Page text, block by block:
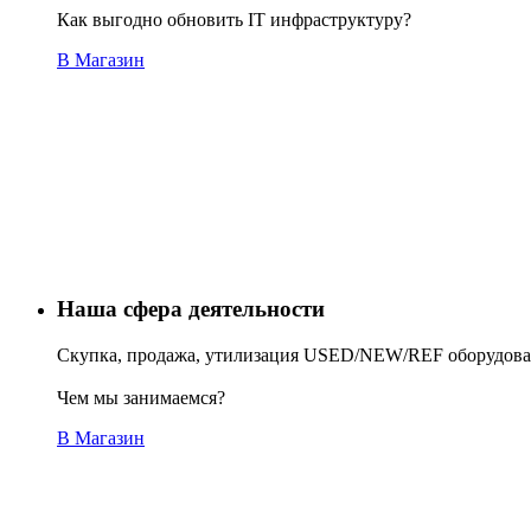
Как выгодно обновить IT инфраструктуру?
В Магазин
Наша сфера деятельности
Скупка, продажа, утилизация USED/NEW/REF
Чем мы занимаемся?
В Магазин